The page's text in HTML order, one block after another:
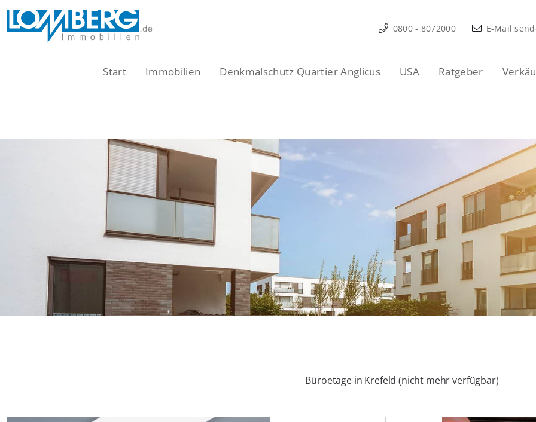
Zum
Inhalt
0800 - 8072000 E-Mail
Start Immobilien Denkmalschutz Quartier Anglicus USA Ratgeber
Büroetage in Krefeld (nicht mehr verfügbar)